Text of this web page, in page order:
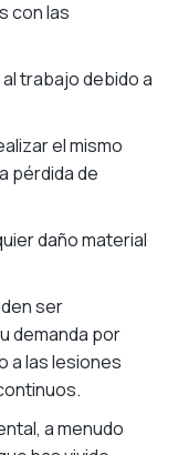
con las
trabajo debido a
el mismo
pérdida de
daño material
ser
demanda por
a las lesiones
a menudo